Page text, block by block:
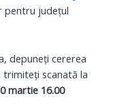
județul
depuneți cererea
trimiteți scanată la
martie 16.00